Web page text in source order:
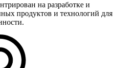
на разработке и
продуктов и технологий для